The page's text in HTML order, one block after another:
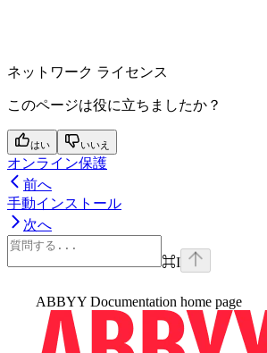
ネットワーク ライセンス
このページは役に立ちましたか？
はい いいえ
オンライン保護
前へ
手動インストール
次へ
⌘I
ABBYY Documentation home page